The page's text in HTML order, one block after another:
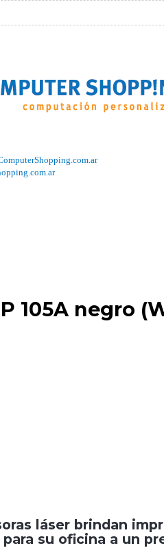
negro
láser brindan
su oficina a un